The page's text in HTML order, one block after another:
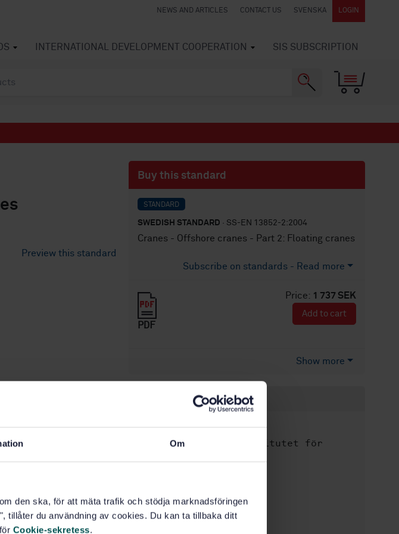
Om
den ska, för att mäta trafik och stödja marknadsföringen
tillåter du användning av cookies. Du kan ta tillbaka ditt
Cookie-sekretess.
NEWS AND ARTICLES CONTACT US SVENSKA LOGIN
INTERNATIONAL DEVELOPMENT COOPERATION SIS SUBSCRIPTION
Preview this standard
Buy this standard
STANDARD
SWEDISH STANDARD · SS-EN 13852-2:2004
Cranes - Offshore cranes - Part 2: Floating cranes
Subscribe on standards - Read more
Price: 1 737 SEK
PDF
Add to cart
Show more
Product information
Language: English
Written by:
Svenska institutet för
Edition: 1